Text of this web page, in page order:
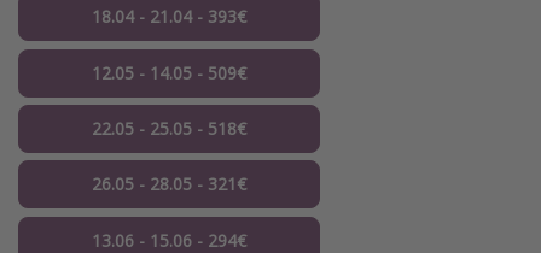
18.04 - 21.04 - 393€
12.05 - 14.05 - 509€
22.05 - 25.05 - 518€
26.05 - 28.05 - 321€
13.06 - 15.06 - 294€